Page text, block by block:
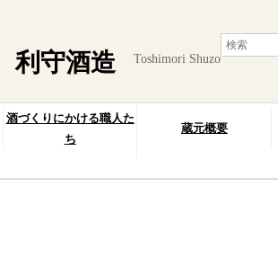
利守酒造 Toshimori Shuzo
酒づくりにかける職人た
ち
蔵元概要